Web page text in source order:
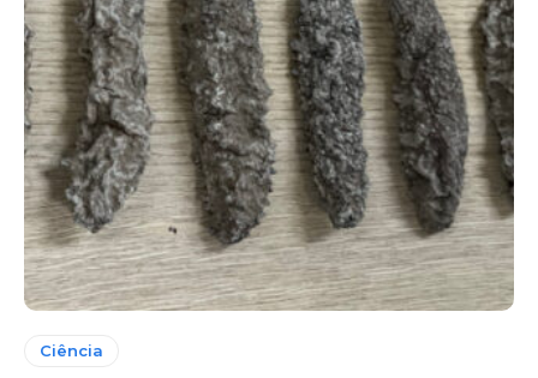
Ciência